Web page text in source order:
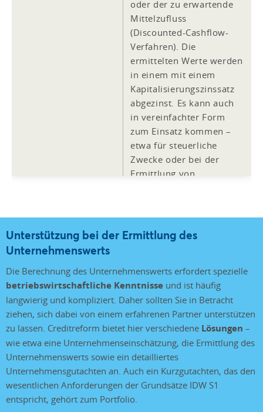
oder der zu erwartende
Mittelzufluss
(Discounted-Cashflow-
Verfahren). Die
ermittelten Werte werden
in einem mit einem
Kapitalisierungszinssatz
abgezinst. Es kann auch
in vereinfachter Form
zum Einsatz kommen –
etwa für steuerliche
Zwecke oder bei der
Ermittlung von
Multiplikatorverfahren
Das Unternehmen ins
Das Multiplikatorverfahren
gilt als einfache, marktnahe
Methode. Die Bewertung
erfolgt auf Basis einer
bestimmten
Betriebskennzahl – zum
Beispiel Umsatz oder
Gewinn –, deren zukünftige
Entwicklung im ersten
Schritt berechnet wird. Der
Unterstützung bei der Ermittlung des
Unternehmenswerts
Die Berechnung des Unternehmenswerts erfordert spezielle
betriebswirtschaftliche Kenntnisse und ist häufig
langwierig und kompliziert. Daher sollten Sie in Betracht
ziehen, sich dabei von einem erfahrenen Partner unterstützen
zu lassen. Creditreform bietet hier verschiedene Lösungen –
wie etwa eine Unternehmenseinschätzung, die Ermittlung des
Unternehmenswerts sowie ein detailliertes
Unternehmensgutachten an. Auch ein Kurzgutachten, das den
wesentlichen Anforderungen der Grundsätze IDW S1
entspricht, gehört zum Portfolio.